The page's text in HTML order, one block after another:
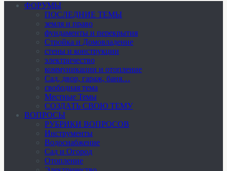
ФОРУМЫ
ПОСЛЕДНИЕ ТЕМЫ
земля и право
фундаменты и перекрытия
Стройка и Домовладение
стены и конструкции
электричество
коммуникации и отопление
Cад, двор, гараж, баня…
свободная тема
Местные Темы
СОЗДАТЬ СВОЮ ТЕМУ
ВОПРОСЫ
РУБРИКИ ВОПРОСОВ
Инструменты
Водоснабжение
Сад и Огород
Отопление